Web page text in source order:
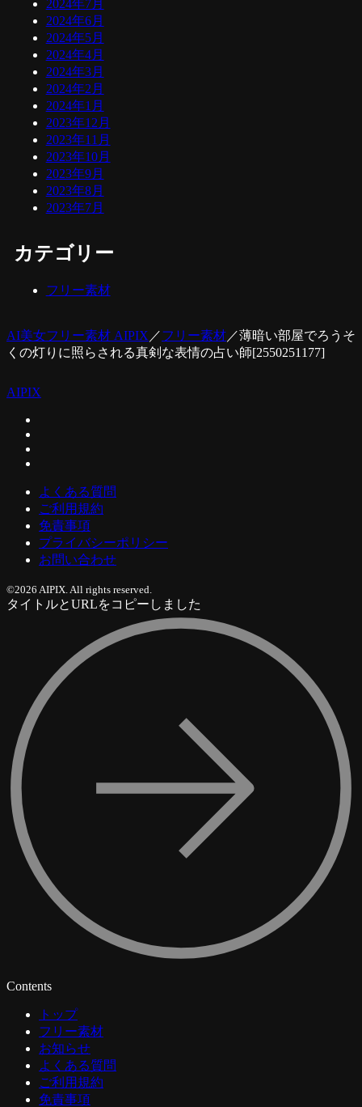
2024年7月
2024年6月
2024年5月
2024年4月
2024年3月
2024年2月
2024年1月
2023年12月
2023年11月
2023年10月
2023年9月
2023年8月
2023年7月
カテゴリー
フリー素材
AI美女フリー素材 AIPIX ／フリー素材 ／薄暗い部屋でろうそ
くの灯りに照らされる真剣な表情の占い師[2550251177]
AIPIX
よくある質問
ご利用規約
免責事項
プライバシーポリシー
お問い合わせ
©2026 AIPIX. All rights reserved.
タイトルとURLをコピーしました
Contents
トップ
フリー素材
お知らせ
よくある質問
ご利用規約
免責事項